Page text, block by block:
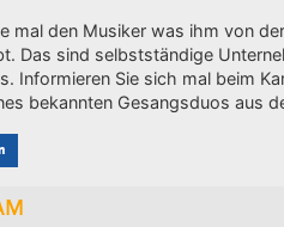
mal den Musiker was ihm von
Das sind selbstständige
Informieren Sie sich mal beim
bekannten Gesangsduos aus